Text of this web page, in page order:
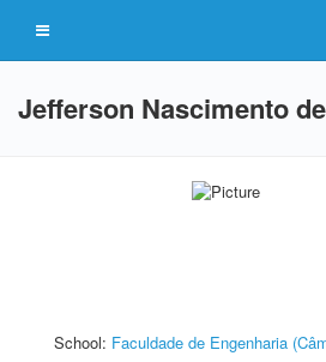
Jefferson Nascimento
School: Faculdade de Engenharia